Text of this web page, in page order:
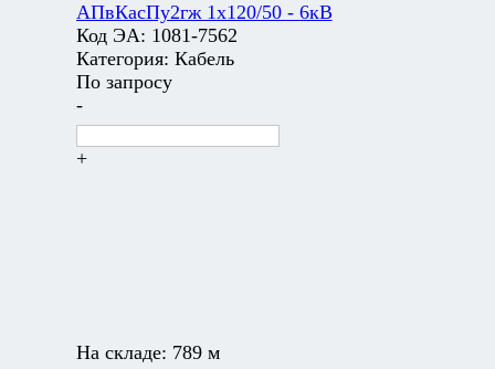
АПвКасПу2гж 1х120/50 - 6кВ
Код ЭА: 1081-7562
Категория: Кабель
По запросу
-
+
На складе: 789 м